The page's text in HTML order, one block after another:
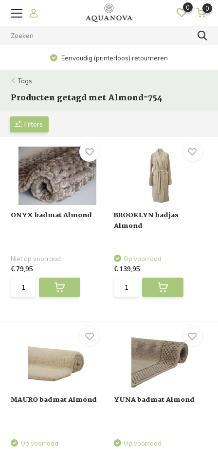
0 0
Eenvoudig (printerloos) retourneren
Tags
Producten getagd met Almond-754
Filters
ONYX badmat Almond
Niet op voorraad
€ 79,95
BROOKLYN badjas
Almond
Op voorraad
€ 139,95
MAURO badmat Almond
Op voorraad
YUNA badmat Almond
Op voorraad